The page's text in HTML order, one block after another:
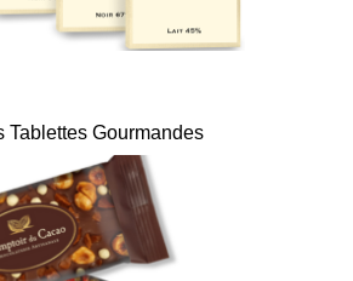
Tablettes Gourmandes